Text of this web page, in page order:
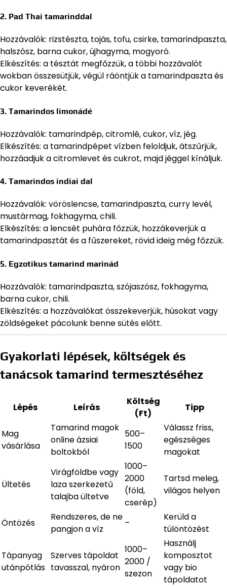
2. Pad Thai tamarinddal
Hozzávalók: rizstészta, tojás, tofu, csirke, tamarindpaszta,
halszósz, barna cukor, újhagyma, mogyoró.
Elkészítés: a tésztát megfőzzük, a többi hozzávalót
wokban összesütjük, végül ráöntjük a tamarindpaszta és
cukor keverékét.
3. Tamarindos limonádé
Hozzávalók: tamarindpép, citromlé, cukor, víz, jég.
Elkészítés: a tamarindpépet vízben feloldjuk, átszűrjük,
hozzáadjuk a citromlevet és cukrot, majd jéggel kínáljuk.
4. Tamarindos indiai dal
Hozzávalók: vöröslencse, tamarindpaszta, curry levél,
mustármag, fokhagyma, chili.
Elkészítés: a lencsét puhára főzzük, hozzákeverjük a
tamarindpasztát és a fűszereket, rövid ideig még főzzük.
5. Egzotikus tamarind marinád
Hozzávalók: tamarindpaszta, szójaszósz, fokhagyma,
barna cukor, chili.
Elkészítés: a hozzávalókat összekeverjük, húsokat vagy
zöldségeket pácolunk benne sütés előtt.
Gyakorlati lépések, költségek és
tanácsok tamarind termesztéséhez
Lépés Leírás
Költség
(Ft)
Tipp
Mag
vásárlása
Tamarind magok
online ázsiai
boltokból
500–
1500
Válassz friss,
egészséges
magokat
Ültetés
Virágföldbe vagy
laza szerkezetű
talajba ültetve
1000–
2000
(föld,
cserép)
Tartsd meleg,
világos helyen
Öntözés
Rendszeres, de ne
pangjon a víz
–
Kerüld a
túlöntözést
Tápanyag
utánpótlás
Szerves tápoldat
tavasszal, nyáron
1000–
2000 /
szezon
Használj
komposztot
vagy bio
tápoldatot